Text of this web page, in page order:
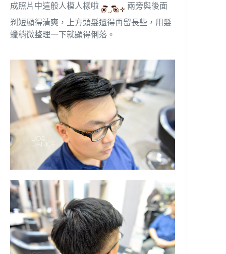
成照片中這般人模人樣啦
兩旁與後面
剃短顯得清爽，上方頭髮還得再留長些，用髮
蠟稍微整理一下就顯得俐落。